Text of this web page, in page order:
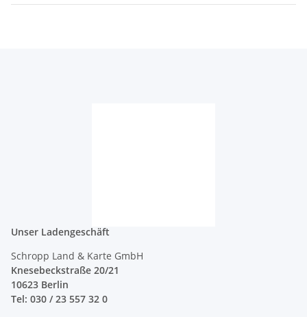
Unser Ladengeschäft
Schropp Land & Karte GmbH
Knesebeckstraße 20/21
10623 Berlin
Tel: 030 / 23 557 32 0